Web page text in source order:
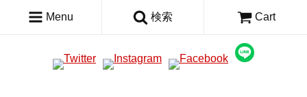
Menu 検索 Cart